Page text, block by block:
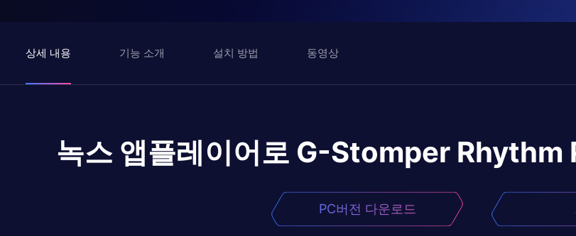
상세 내용 기능 소개 설치 방법 동영상
녹스 앱플레이어로 G-Stomper Rhythm
PC버전 다운로드